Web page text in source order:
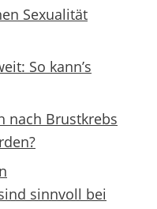
Sexualität
So kann’s
nach Brustkrebs
sinnvoll bei